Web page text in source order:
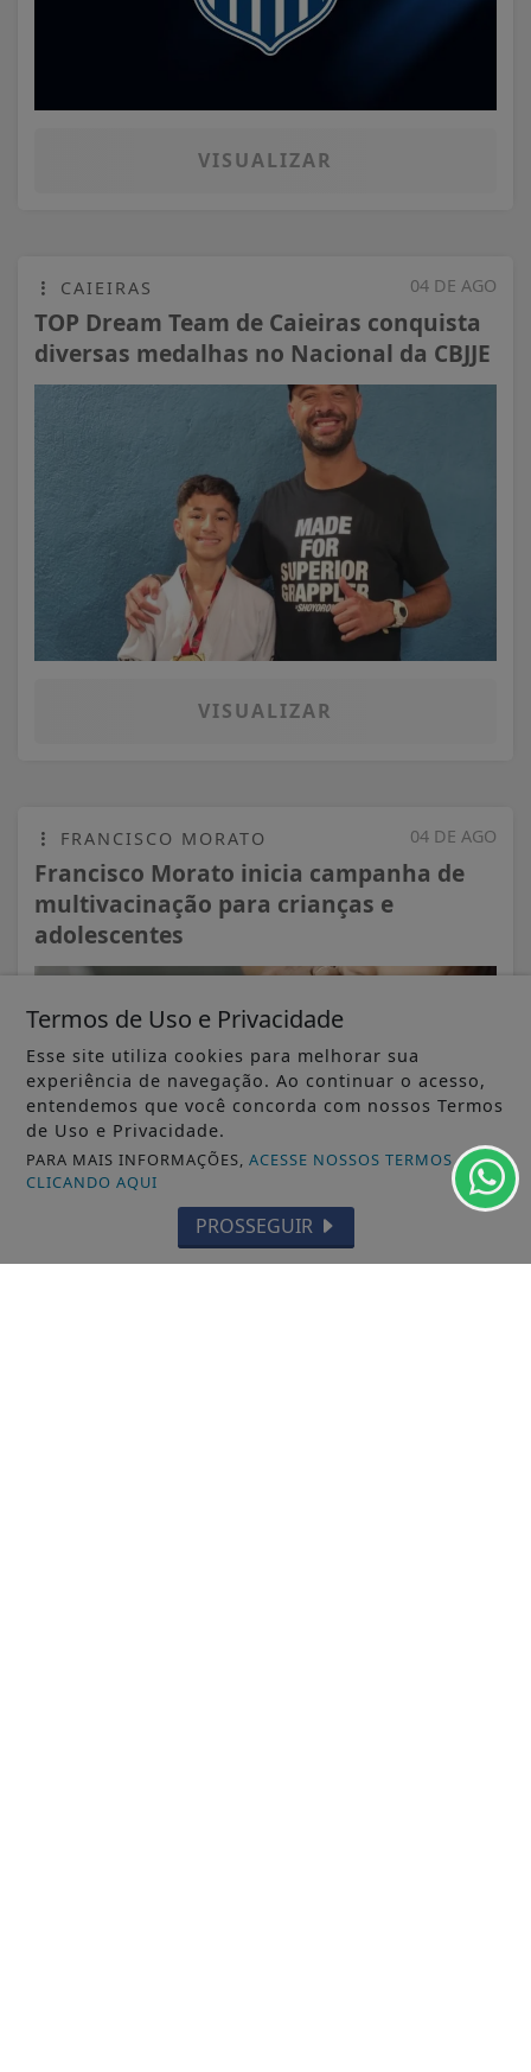
VISUALIZAR
04 DE AGO
CAIEIRAS
TOP Dream Team de Caieiras conquista
diversas medalhas no Nacional da CBJJE
VISUALIZAR
04 DE AGO
FRANCISCO MORATO
Francisco Morato inicia campanha de
multivacinação para crianças e
adolescentes
Termos de Uso e Privacidade
Esse site utiliza cookies para melhorar sua
experiência de navegação. Ao continuar o acesso,
entendemos que você concorda com nossos Termos
de Uso e Privacidade.
PARA MAIS INFORMAÇÕES,ACESSE NOSSOS TERMOS
CLICANDO AQUI
PROSSEGUIR